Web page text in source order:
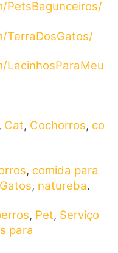
PetsBagunceiros/
TerraDosGatos/
LacinhosParaMeu
, Cat, Cochorros, co
, comida para
Gatos, natureba.
, Pet, Serviço
para